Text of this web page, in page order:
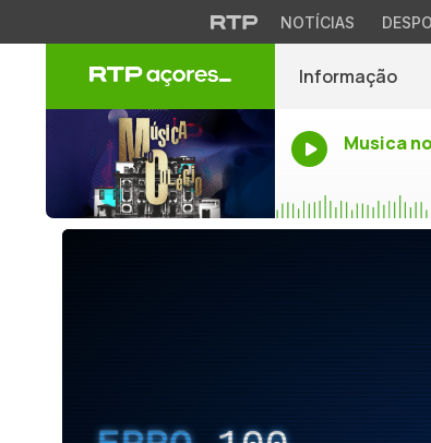
NOTÍCIAS
Informação
Musica